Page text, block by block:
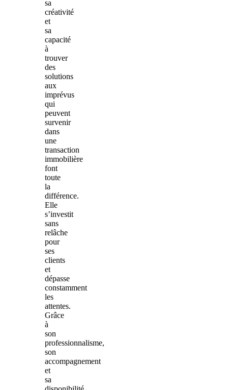
sa
créativité
et
sa
capacité
à
trouver
des
solutions
aux
imprévus
qui
peuvent
survenir
dans
une
transaction
immobilière
font
toute
la
différence.
Elle
s’investit
sans
relâche
pour
ses
clients
et
dépasse
constamment
les
attentes.
Grâce
à
son
professionnalisme,
son
accompagnement
et
sa